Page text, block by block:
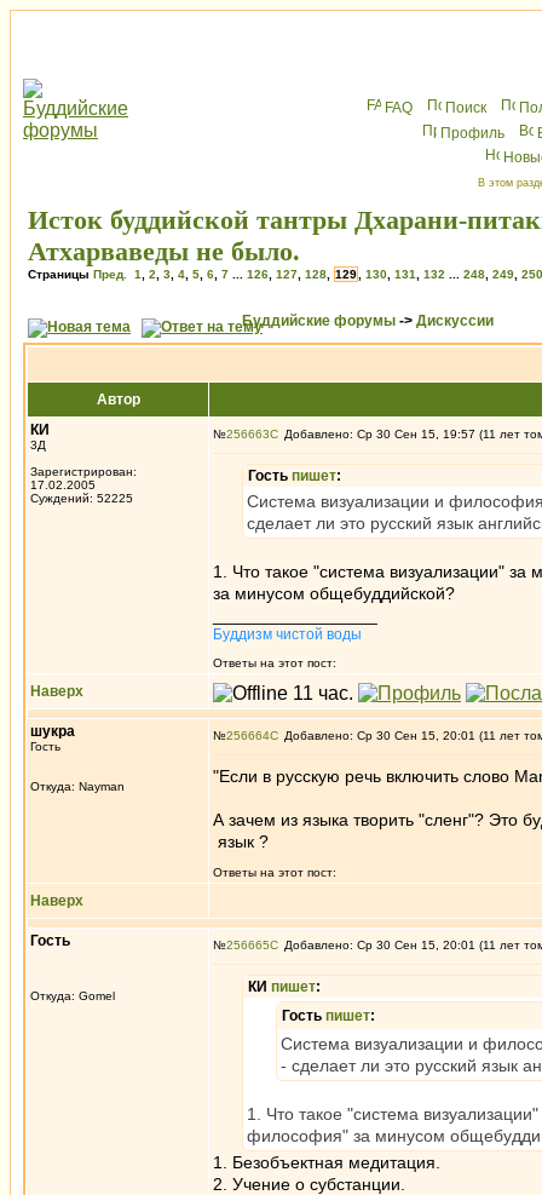
FAQ Поиск
Профиль
В этом
Исток буддийской тантры Дхарани-
Атхарваведы не было.
Страницы Пред. 1 2 3 4 5 6 7 126 127 128 129 130 131 132 248 249 250
Буддийские форумы -> Дискуссии
Автор
КИ
3Д
Зарегистрирован:
17.02.2005
Суждений: 52225
№256663 Добавлено: Ср 30 Сен 15, 19:57 (11 лет
Гость пишет:
Система визуализации и
сделает ли это русский язык
1. Что такое "система визуализации"
за минусом общебуддийской?
Буддизм чистой воды
Ответы на этот пост:
Наверх
шукра
Гость
Откуда: Nayman
№256664 Добавлено: Ср 30 Сен 15, 20:01 (11 лет
"Если в русскую речь включить слово
А зачем из языка творить "сленг"? Это
язык ?
Ответы на этот пост:
Наверх
Гость
Откуда: Gomel
№256665 Добавлено: Ср 30 Сен 15, 20:01 (11 лет
КИ пишет:
Гость пишет:
Система визуализации и
- сделает ли это русский язык
1. Что такое "система
философия" за минусом
1. Безобъектная медитация.
2. Учение о субстанции.